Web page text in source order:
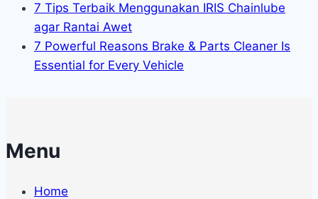
7 Tips Terbaik Menggunakan IRIS Chainlube
agar Rantai Awet
7 Powerful Reasons Brake & Parts Cleaner Is
Essential for Every Vehicle
Menu
Home